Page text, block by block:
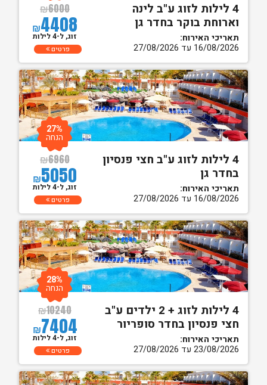
4 לילות לזוג ע"ב לינה
וארוחת בוקר בחדר גן
תאריכי האירוח:
16/08/2026 עד 27/08/2026
₪6000
₪4408
זוג, ל-4 לילות
פרטים
4 לילות לזוג ע"ב חצי פנסיון
בחדר גן
תאריכי האירוח:
16/08/2026 עד 27/08/2026
₪6960
₪5050
27%
הנחה
זוג, ל-4 לילות
פרטים
4 לילות לזוג + 2 ילדים ע"ב
חצי פנסיון בחדר סופריור
תאריכי האירוח:
23/08/2026 עד 27/08/2026
₪10240
₪7404
28%
הנחה
זוג, ל-4 לילות
פרטים